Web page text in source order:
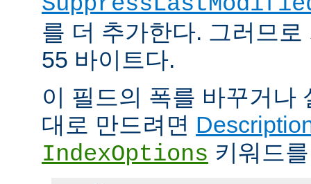
를 더 추가한다. 그러므
55 바이트다.
이 필드의 폭를 바꾸거나
대로 만드려면
IndexOptions 키워드